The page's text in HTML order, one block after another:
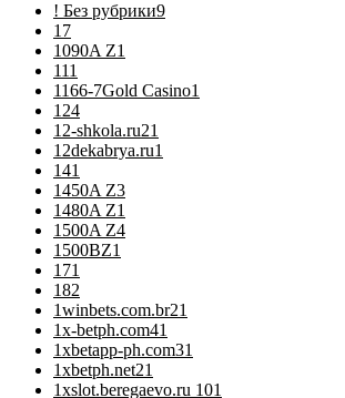
! Без рубрики9
1 7
1090A Z1
111
1166-7Gold Casino1
124
12-shkola.ru21
12dekabrya.ru1
141
1450A Z3
1480A Z1
1500A Z4
1500BZ1
171
182
1winbets.com.br21
1x-betph.com41
1xbetapp-ph.com31
1xbetph.net21
1xslot.beregaevo.ru 101